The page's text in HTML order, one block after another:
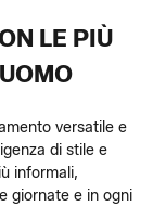
LE PIÙ
versatile e
di stile e
informali,
giornate e in ogni